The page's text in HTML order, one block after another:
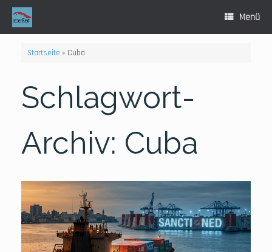
Inhalt
springen
Menü
Startseite » Cuba
Schlagwort-
Archiv: Cuba